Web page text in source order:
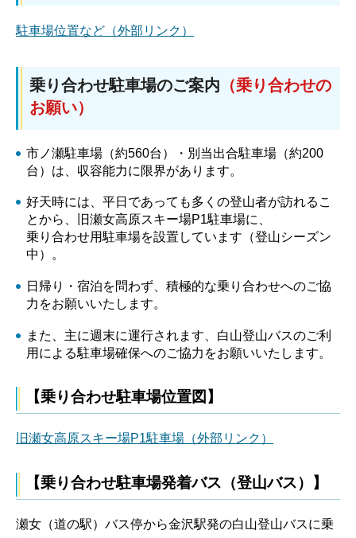
駐車場位置など（外部リンク）
乗り合わせ駐車場のご案内 （乗り合わせの
お願い）
市ノ瀬駐車場（約560台）・別当出合駐車場（約200
台）は、収容能力に限界があります。
好天時には、平日であっても多くの登山者が訪れるこ
とから、旧瀬女高原スキー場P1駐車場に、
乗り合わせ用駐車場を設置しています（登山シーズン
中）。
日帰り・宿泊を問わず、積極的な乗り合わせへのご協
力をお願いいたします。
また、主に週末に運行されます、白山登山バスのご利
用による駐車場確保へのご協力をお願いいたします。
【乗り合わせ駐車場位置図】
旧瀬女高原スキー場P1駐車場（外部リンク）
【乗り合わせ駐車場発着バス（登山バス）】
瀬女（道の駅）バス停から金沢駅発の白山登山バスに乗